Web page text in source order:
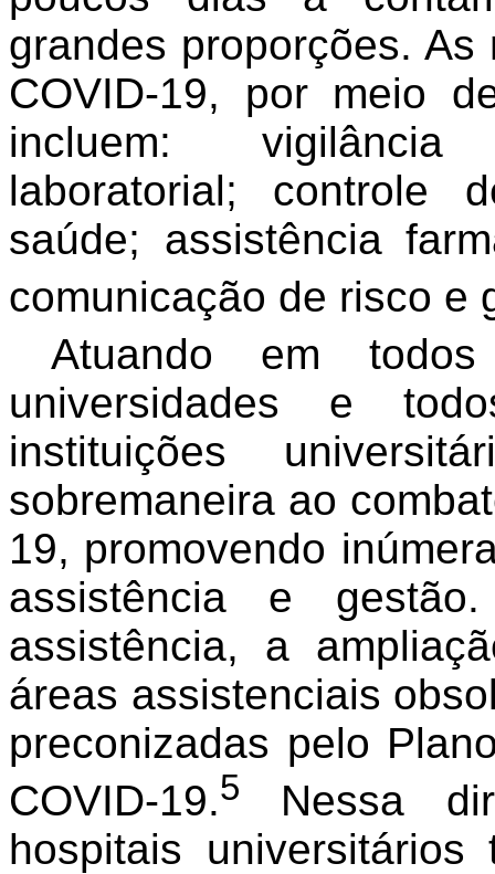
grandes proporções.
COVID-19, por meio
incluem: vigilância
laboratorial; controle
saúde; assistência
comunicação de risco e
Atuando em
universidades e
instituições
sobremaneira ao
19, promovendo
assistência e
assistência, a
áreas assistenciais
preconizadas pelo
COVID-19.5
Nessa
hospitais universitários